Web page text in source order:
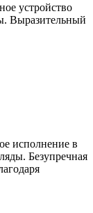
устройство
Выразительный
исполнение в
Безупречная